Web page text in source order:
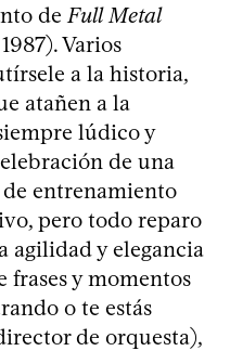
de Full Metal
Varios
a la historia,
atañen a la
lúdico y
de una
entrenamiento
pero todo reparo
agilidad y elegancia
frases y momentos
o te estás
de orquesta),